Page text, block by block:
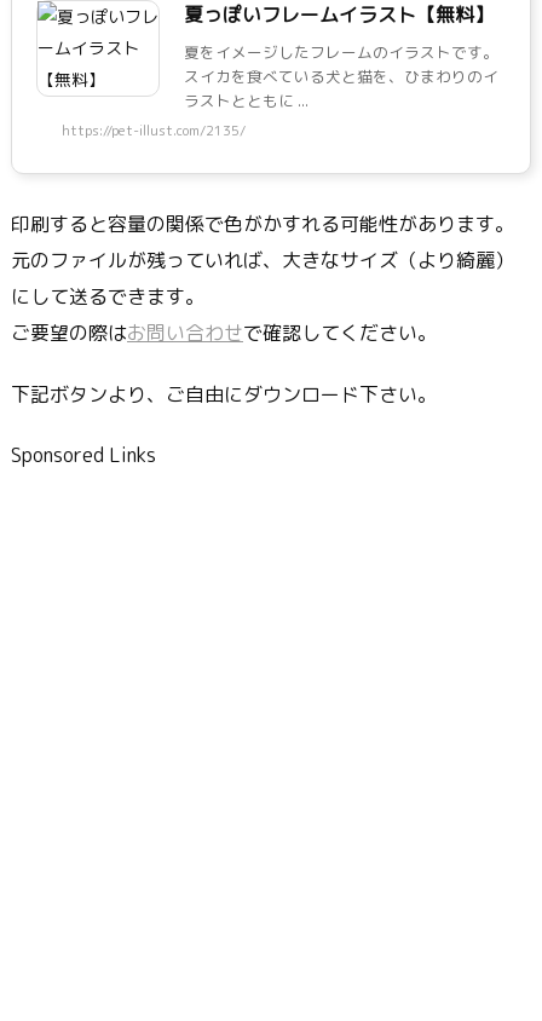
夏っぽいフレームイラスト【無料】
夏をイメージしたフレームのイラストです。
スイカを食べている犬と猫を、ひまわりのイ
ラストとともに ...
https://pet-illust.com/2135/
印刷すると容量の関係で色がかすれる可能性があります。
元のファイルが残っていれば、大きなサイズ（より綺麗）
にして送るできます。
ご要望の際はお問い合わせで確認してください。
下記ボタンより、ご自由にダウンロード下さい。
Sponsored Links